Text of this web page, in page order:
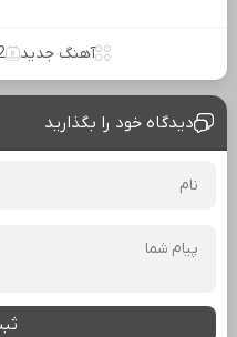
آهنگ جدید
دیدگاه خود را بگذارید